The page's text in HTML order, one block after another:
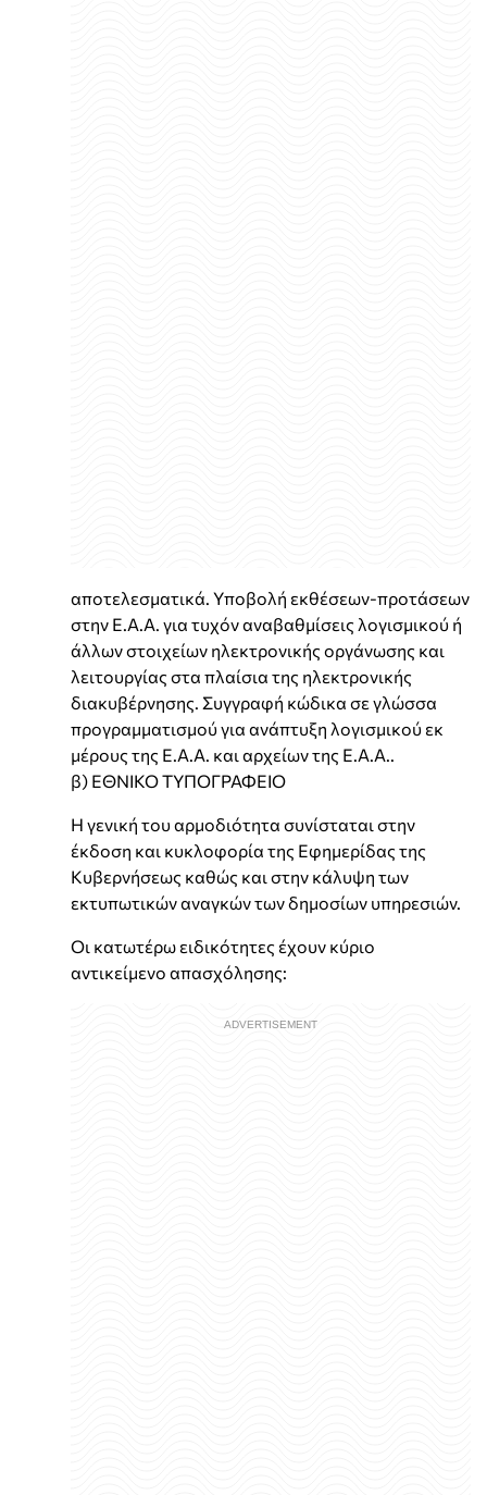
αποτελεσματικά. Υποβολή εκθέσεων-προτάσεων
στην Ε.Α.Α. για τυχόν αναβαθμίσεις λογισμικού ή
άλλων στοιχείων ηλεκτρονικής οργάνωσης και
λειτουργίας στα πλαίσια της ηλεκτρονικής
διακυβέρνησης. Συγγραφή κώδικα σε γλώσσα
προγραμματισμού για ανάπτυξη λογισμικού εκ
μέρους της Ε.Α.Α. και αρχείων της Ε.Α.Α..
β) ΕΘΝΙΚΟ ΤΥΠΟΓΡΑΦΕΙΟ
Η γενική του αρμοδιότητα συνίσταται στην
έκδοση και κυκλοφορία της Εφημερίδας της
Κυβερνήσεως καθώς και στην κάλυψη των
εκτυπωτικών αναγκών των δημοσίων υπηρεσιών.
Οι κατωτέρω ειδικότητες έχουν κύριο
αντικείμενο απασχόλησης: